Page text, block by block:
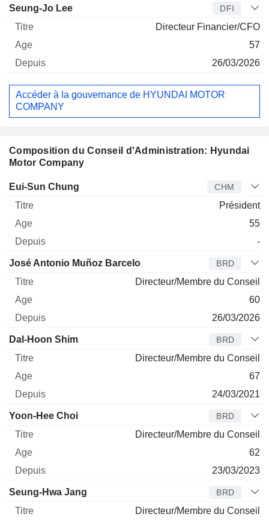
Seung-Jo Lee DFI
Directeur Financier/CFO
57
26/03/2026
Accéder à la gouvernance de HYUNDAI MOTOR
COMPANY
Composition du Conseil d'Administration: Hyundai
Motor Company
Administrateur Titre
Eui-Sun Chung CHM
Président
55
-
José Antonio Muñoz Barcelo BRD
Directeur/Membre du Conseil
60
26/03/2026
Dal-Hoon Shim BRD
Directeur/Membre du Conseil
67
24/03/2021
Yoon-Hee Choi BRD
Directeur/Membre du Conseil
62
23/03/2023
Seung-Hwa Jang BRD
Directeur/Membre du Conseil